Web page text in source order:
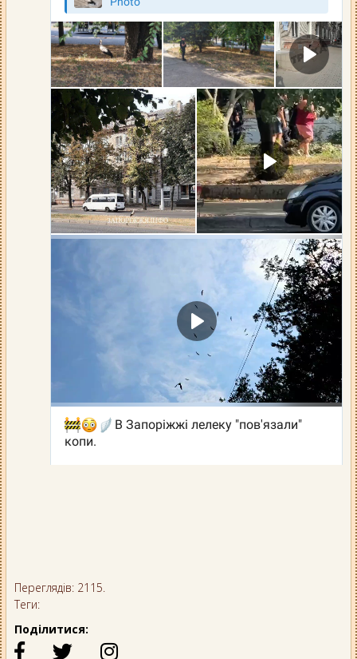
Переглядів: 2115.
Теги:
Поділитися: